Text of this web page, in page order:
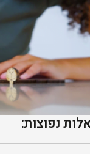
נפוצות: